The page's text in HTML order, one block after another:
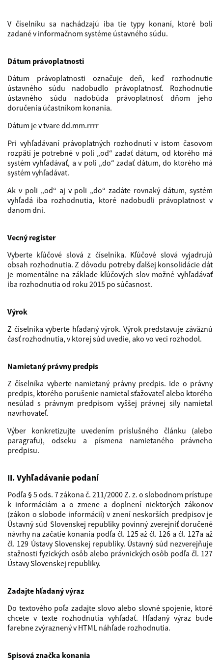
V číselníku sa nachádzajú iba tie typy konaní, ktoré boli
zadané v informačnom systéme ústavného súdu.
Dátum právoplatnosti
Dátum právoplatnosti označuje deň, keď rozhodnutie
ústavného súdu nadobudlo právoplatnosť. Rozhodnutie
ústavného súdu nadobúda právoplatnosť dňom jeho
doručenia účastníkom konania.
Dátum je v tvare dd.mm.rrrr
Pri vyhľadávaní právoplatných rozhodnutí v istom časovom
rozpätí je potrebné v poli „od“ zadať dátum, od ktorého má
systém vyhľadávať, a v poli „do“ zadať dátum, do ktorého má
systém vyhľadávať.
Ak v poli „od“ aj v poli „do“ zadáte rovnaký dátum, systém
vyhľadá iba rozhodnutia, ktoré nadobudli právoplatnosť v
danom dni.
Vecný register
Vyberte kľúčové slová z číselníka. Kľúčové slová vyjadrujú
obsah rozhodnutia. Z dôvodu potreby ďalšej konsolidácie dát
je momentálne na základe kľúčových slov možné vyhľadávať
iba rozhodnutia od roku 2015 po súčasnosť.
Výrok
Z číselníka vyberte hľadaný výrok. Výrok predstavuje záväznú
časť rozhodnutia, v ktorej súd uvedie, ako vo veci rozhodol.
Namietaný právny predpis
Z číselníka vyberte namietaný právny predpis. Ide o právny
predpis, ktorého porušenie namietal sťažovateľ alebo ktorého
nesúlad s právnym predpisom vyššej právnej sily namietal
navrhovateľ.
Výber konkretizujte uvedením príslušného článku (alebo
paragrafu), odseku a písmena namietaného právneho
predpisu.
II. Vyhľadávanie podaní
Podľa § 5 ods. 7 zákona č. 211/2000 Z. z. o slobodnom prístupe
k informáciám a o zmene a doplnení niektorých zákonov
(zákon o slobode informácií) v znení neskorších predpisov je
Ústavný súd Slovenskej republiky povinný zverejniť doručené
návrhy na začatie konania podľa čl. 125 až čl. 126 a čl. 127a až
čl. 129 Ústavy Slovenskej republiky. Ústavný súd nezverejňuje
sťažnosti fyzických osôb alebo právnických osôb podľa čl. 127
Ústavy Slovenskej republiky.
Zadajte hľadaný výraz
Do textového poľa zadajte slovo alebo slovné spojenie, ktoré
chcete v texte rozhodnutia vyhľadať. Hľadaný výraz bude
farebne zvýraznený v HTML náhľade rozhodnutia.
Spisová značka konania